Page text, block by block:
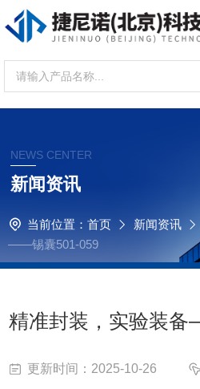
NEWS CENTER
新闻资讯
当前位置： 首页 新闻资讯
——锡囊501-059
精准封装，实验装
更新时间：2025-10-26